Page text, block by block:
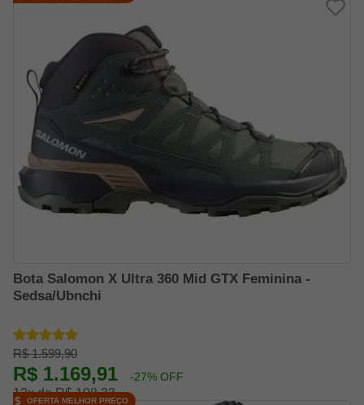
Bota Salomon X Ultra 360 Mid GTX Feminina -
Sedsa/Ubnchi
R$ 1.599,90
R$ 1.169,91 -27% OFF
12x de R$ 108,33
OFERTA MELHOR PREÇO